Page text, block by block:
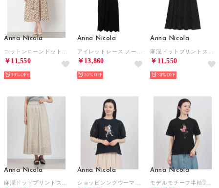
Anna Nicola
￥11,550
30%
Anna Nicola
￥13,860
30%
Anna Nicola
￥11,550
30%
Anna Nicola Anna Nicola Anna Nicola